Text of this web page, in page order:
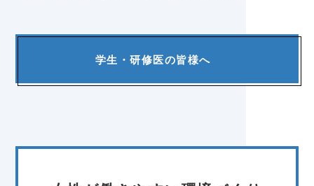
学生・研修医の皆様へ